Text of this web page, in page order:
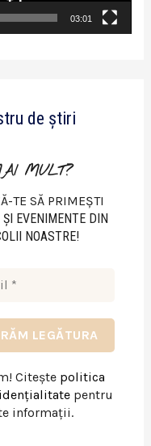
03:01
de știri
MULT?
TE SĂ PRIMEȘTI
EVENIMENTE DIN
NOASTRE!
Citește politica
pentru
informații.